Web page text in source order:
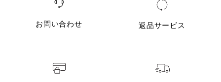
お問い合わせ 返品サービス